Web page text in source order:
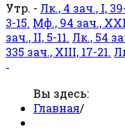
Утр. - Лк., 4 зач., I,
3-15. Мф., 94 зач.,
зач., II, 5-11. Лк., 54
335 зач., XIII, 17-21.
-
Вы здесь:
Главная/